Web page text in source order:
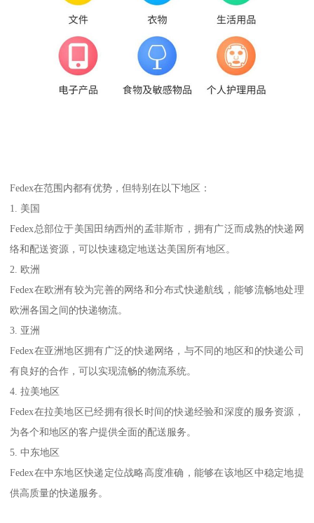
Fedex在范围内都有优势，但特别在以下地区：
1. 美国
Fedex总部位于美国田纳西州的孟菲斯市，拥有广泛而成熟的快递网
络和配送资源，可以快速稳定地送达美国所有地区。
2. 欧洲
Fedex在欧洲有较为完善的网络和分布式快递航线，能够流畅地处理
欧洲各国之间的快递物流。
3. 亚洲
Fedex在亚洲地区拥有广泛的快递网络，与不同的地区和的快递公司
有良好的合作，可以实现流畅的物流系统。
4. 拉美地区
Fedex在拉美地区已经拥有很长时间的快递经验和深度的服务资源，
为各个和地区的客户提供全面的配送服务。
5. 中东地区
Fedex在中东地区快递定位战略高度准确，能够在该地区中稳定地提
供高质量的快递服务。